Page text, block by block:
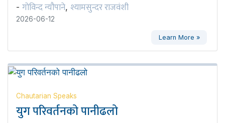
- गोविन्द न्यौपाने, श्यामसुन्दर राजवंशी
2026-06-12
Learn More »
Chautarian Speaks
युग परिवर्तनको पानीढलो